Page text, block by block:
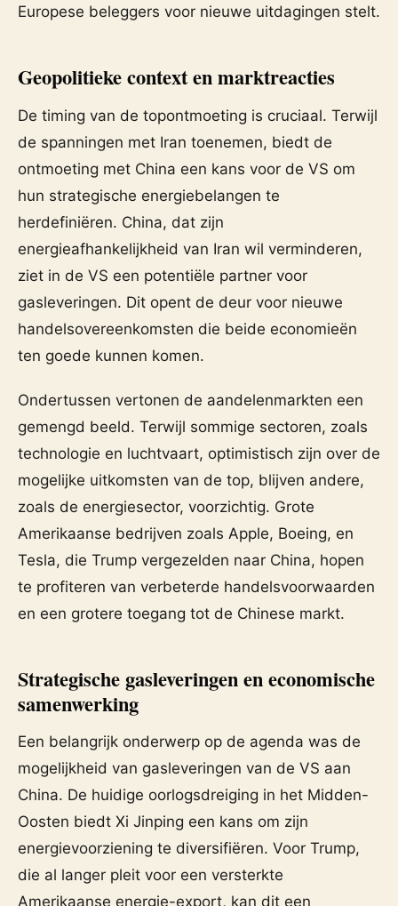
Europese beleggers voor nieuwe uitdagingen stelt.
Geopolitieke context en marktreacties
De timing van de topontmoeting is cruciaal. Terwijl
de spanningen met Iran toenemen, biedt de
ontmoeting met China een kans voor de VS om
hun strategische energiebelangen te
herdefiniëren. China, dat zijn
energieafhankelijkheid van Iran wil verminderen,
ziet in de VS een potentiële partner voor
gasleveringen. Dit opent de deur voor nieuwe
handelsovereenkomsten die beide economieën
ten goede kunnen komen.
Ondertussen vertonen de aandelenmarkten een
gemengd beeld. Terwijl sommige sectoren, zoals
technologie en luchtvaart, optimistisch zijn over de
mogelijke uitkomsten van de top, blijven andere,
zoals de energiesector, voorzichtig. Grote
Amerikaanse bedrijven zoals Apple, Boeing, en
Tesla, die Trump vergezelden naar China, hopen
te profiteren van verbeterde handelsvoorwaarden
en een grotere toegang tot de Chinese markt.
Strategische gasleveringen en economische
samenwerking
Een belangrijk onderwerp op de agenda was de
mogelijkheid van gasleveringen van de VS aan
China. De huidige oorlogsdreiging in het Midden-
Oosten biedt Xi Jinping een kans om zijn
energievoorziening te diversifiëren. Voor Trump,
die al langer pleit voor een versterkte
Amerikaanse energie-export, kan dit een